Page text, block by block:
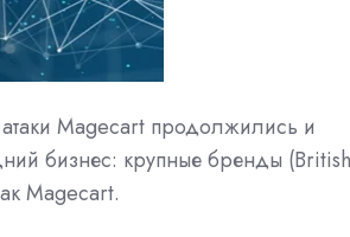
Magecart продолжились и
бизнес: крупные бренды (British
Magecart.